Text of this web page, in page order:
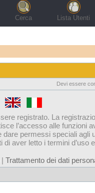
Cerca Lista Utenti
Devi essere
registrato. La
l’accesso alle funzioni
dare permessi speciali agli
aver letto i termini d’uso
| Trattamento dei dati